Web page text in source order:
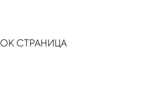
СТРАНИЦА